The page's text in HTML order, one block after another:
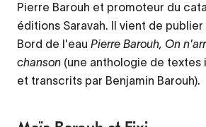
Pierre Barouh et promoteur du
éditions Saravah.
Il vient de
Bord de l'eau Pierre Barouh, On
chanson (une anthologie de textes
et transcrits par Benjamin Barouh).